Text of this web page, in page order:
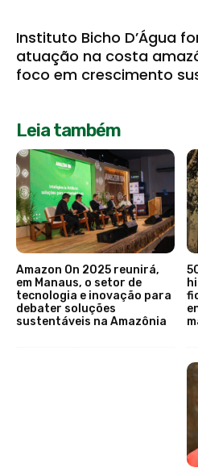
Instituto Bicho D’Água
atuação na costa
foco em crescimento
Leia também
Amazon On 2025 reunirá,
em Manaus, o setor de
tecnologia e inovação para
debater soluções
sustentáveis na Amazônia